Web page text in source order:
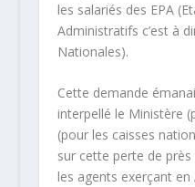
les salariés des EPA
Administratifs c’est à
Nationales).
Cette demande
interpellé le Ministère
(pour les caisses
sur cette perte de
les agents exerçant en